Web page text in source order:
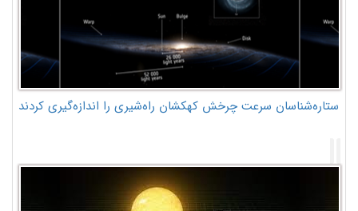
ستاره‌شناسان سرعت چرخش کهکشان راه‌شیری را اندازه‌گیری کردند